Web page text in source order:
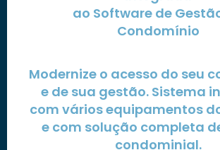
ao Software de
Condomínio
Modernize o acesso do seu
e de sua gestão. Sistema
com vários equipamentos
e com solução completa
condominial.